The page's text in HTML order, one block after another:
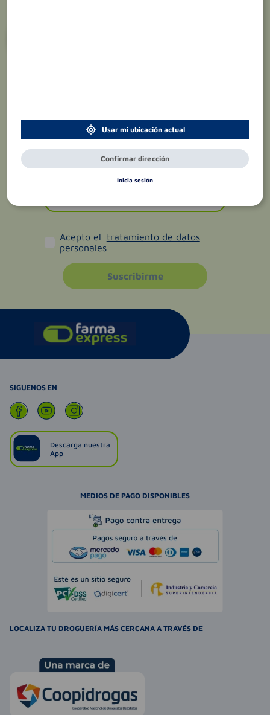
Acepto el tratamiento de datos
personales
Suscribirme
SIGUENOS EN
Descarga nuestra
App
MEDIOS DE PAGO DISPONIBLES
LOCALIZA TU DROGUERÍA MÁS CERCANA A TRAVÉS DE
Usar mi ubicación actual
Confirmar dirección
Inicia sesión